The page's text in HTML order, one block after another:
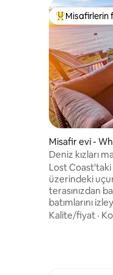
Misafirlerin
Misafirlerin
Misafir evi -
Deniz kızları
Güzel
Lost Coast'taki
üzerindeki
terasınızdan
batımlarını izleyin. Mermaids
aşağıdaki tüm
dalgaların kuş
Kalite/fiyat ·